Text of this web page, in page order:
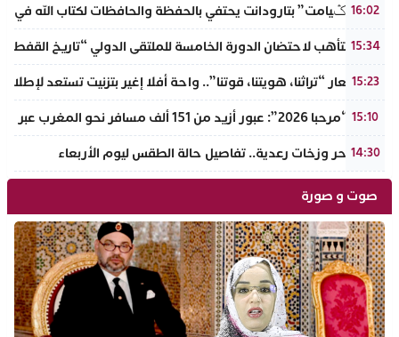
16:02
دوار “تݣيامت” بتارودانت يحتفي بالحفظة والحافظات لكتاب الله في
15:34
أكادير تتأهب لاحتضان الدورة الخامسة للملتقى الدولي “تاريخ
15:23
تحت شعار “تراثنا، هويتنا، قوتنا”.. واحة أفلا إغير بتزنيت تستعد
15:10
عملية “مرحبا 2026”: عبور أزيد من 151 ألف مسافر نحو المغرب عبر مينائي الجزيرة الخضراء وطريفة خلال 4 أيام
14:30
موجة حر وزخات رعدية.. تفاصيل حالة الطقس ليوم الأربعاء
صوت و صورة